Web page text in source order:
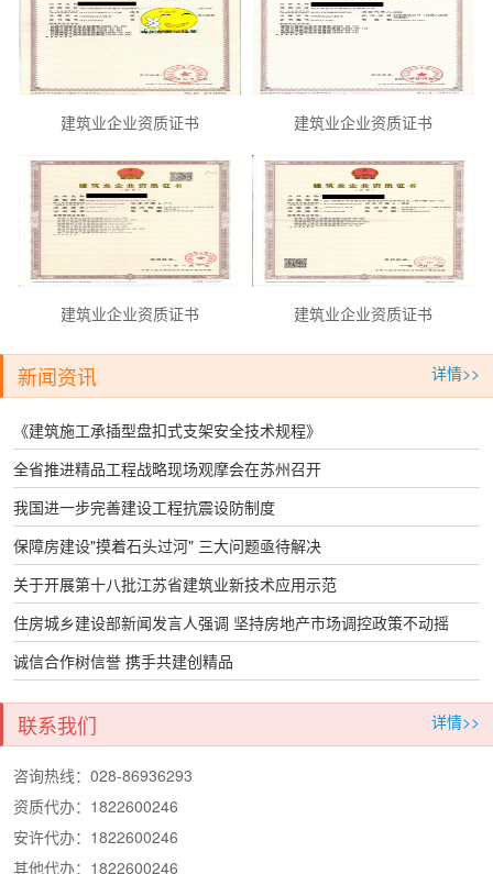
建筑业企业资质证书 建筑业企业资质证书
建筑业企业资质证书 建筑业企业资质证书
新闻资讯 详情>>
《建筑施工承插型盘扣式支架安全技术规程》
全省推进精品工程战略现场观摩会在苏州召开
我国进一步完善建设工程抗震设防制度
保障房建设"摸着石头过河" 三大问题亟待解决
关于开展第十八批江苏省建筑业新技术应用示范
住房城乡建设部新闻发言人强调 坚持房地产市场调控政策不动摇
诚信合作树信誉 携手共建创精品
联系我们 详情>>
咨询热线：028-86936293
资质代办：1822600246
安许代办：1822600246
其他代办：1822600246